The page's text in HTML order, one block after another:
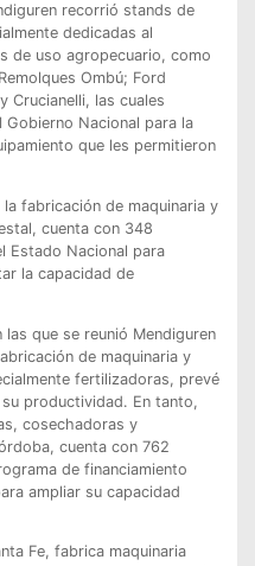
recorrió stands de
dedicadas al
de uso agropecuario, como
Ombú; Ford
Crucianelli, las cuales
Nacional para la
que les permitieron
fabricación de maquinaria y
cuenta con 348
Estado Nacional para
la capacidad de
que se reunió Mendiguren
de maquinaria y
fertilizadoras, prevé
productividad. En tanto,
cosechadoras y
cuenta con 762
de financiamiento
ampliar su capacidad
Fe, fabrica maquinaria